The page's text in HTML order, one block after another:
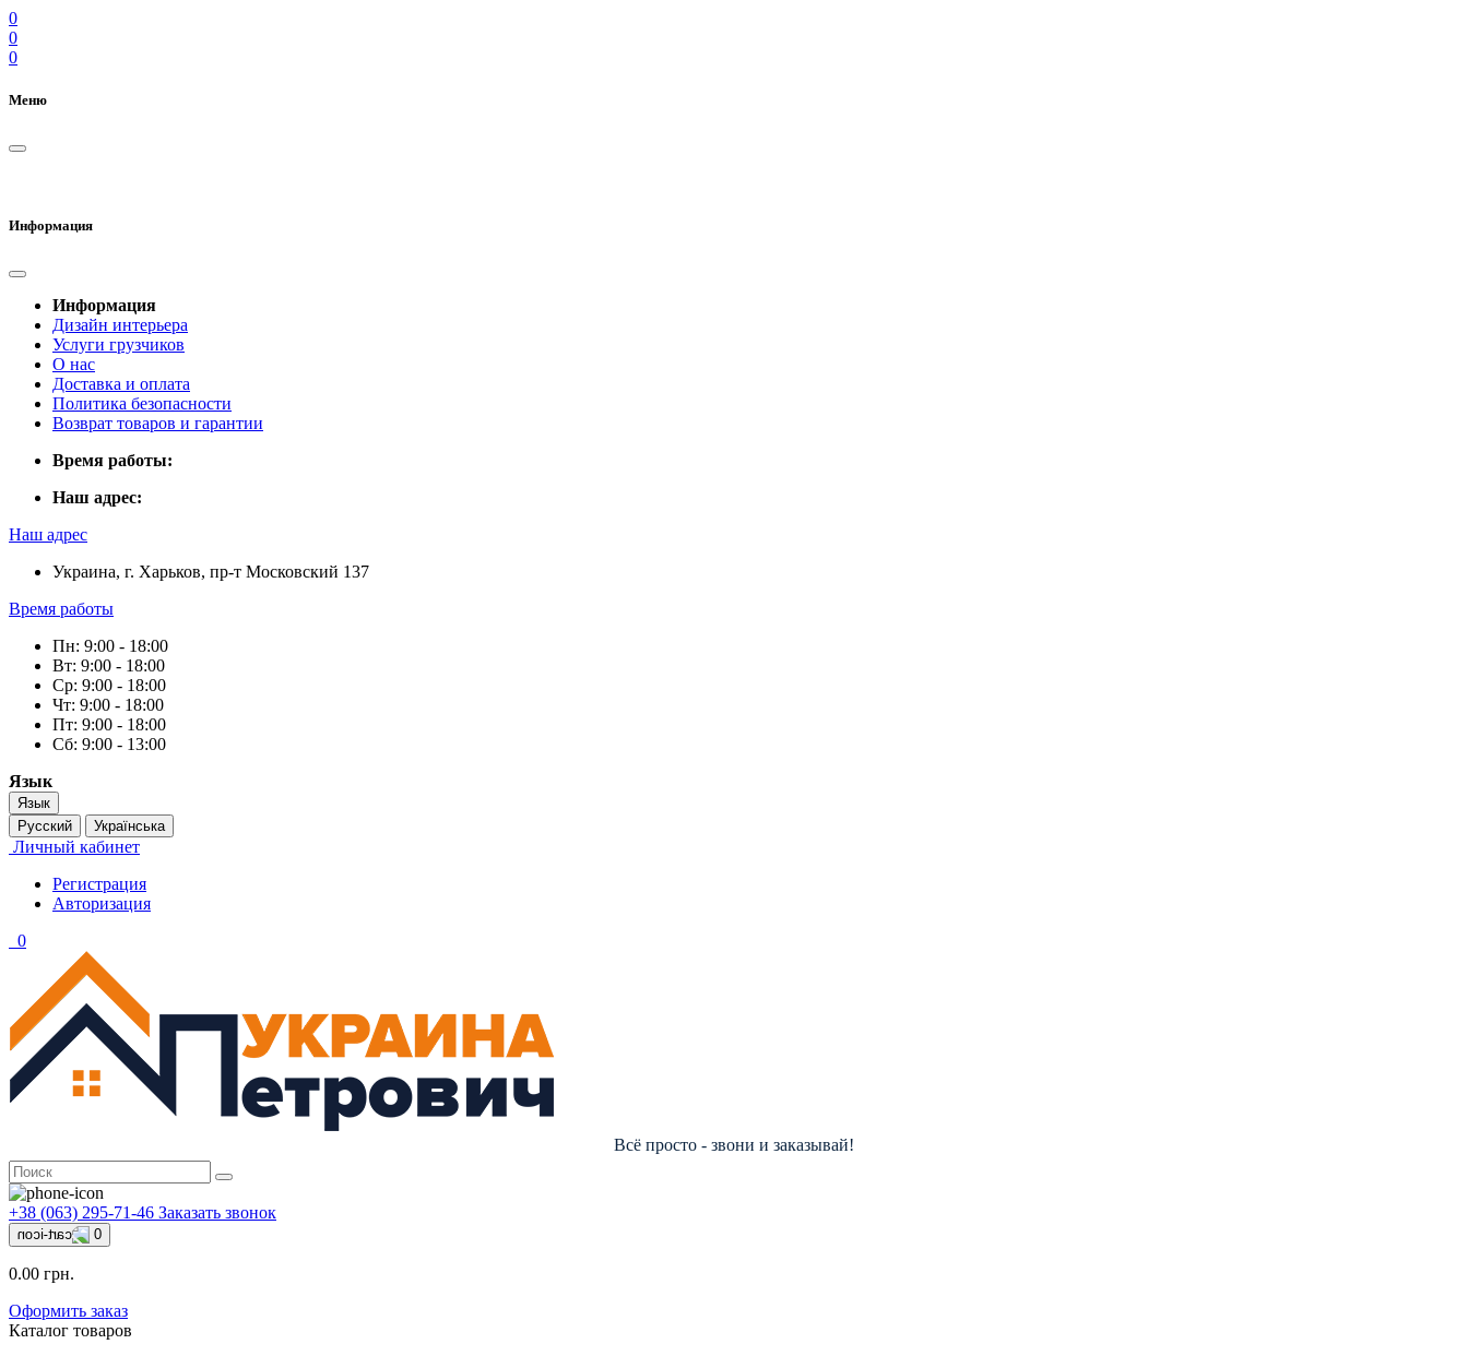
0
0
0
Меню
Информация
Информация
Дизайн интерьера
Услуги грузчиков
О нас
Доставка и оплата
Политика безопасности
Возврат товаров и гарантии
Время работы:
Наш адрес:
Наш адрес
Украина, г. Харьков, пр-т Московский 137
Время работы
Пн: 9:00 - 18:00
Вт: 9:00 - 18:00
Ср: 9:00 - 18:00
Чт: 9:00 - 18:00
Пт: 9:00 - 18:00
Сб: 9:00 - 13:00
Язык
Язык
Русский
Українська
Личный кабинет
Регистрация
Авторизация
0
Всё просто - звони и заказывай!
+38 (063) 295-71-46 Заказать звонок
0
0.00 грн.
Оформить заказ
Каталог товаров